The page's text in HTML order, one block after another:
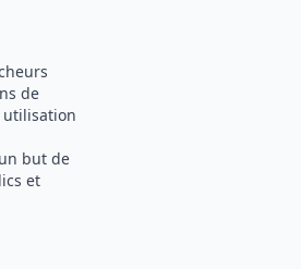
de
utilisation
but de
et